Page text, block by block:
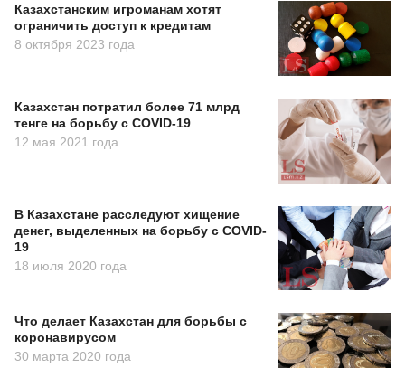
Казахстанским игроманам хотят
ограничить доступ к кредитам
8 октября 2023 года
Казахстан потратил более 71 млрд
тенге на борьбу с COVID-19
12 мая 2021 года
В Казахстане расследуют хищение
денег, выделенных на борьбу с COVID-
19
18 июля 2020 года
Что делает Казахстан для борьбы с
коронавирусом
30 марта 2020 года